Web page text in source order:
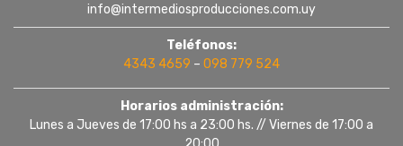
info@intermediosproducciones.com.uy
Teléfonos:
4343 4659 – 098 779 524
Horarios administración:
Lunes a Jueves de 17:00 hs a 23:00 hs. // Viernes de 17:00 a